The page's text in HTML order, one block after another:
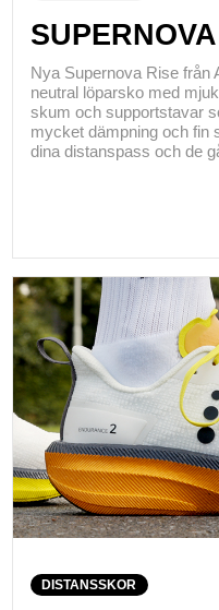
Nya Supernova Rise från
neutral löparsko med
skum och supportstavar
mycket dämpning och fin
dina distanspass och de
DISTANSSKOR